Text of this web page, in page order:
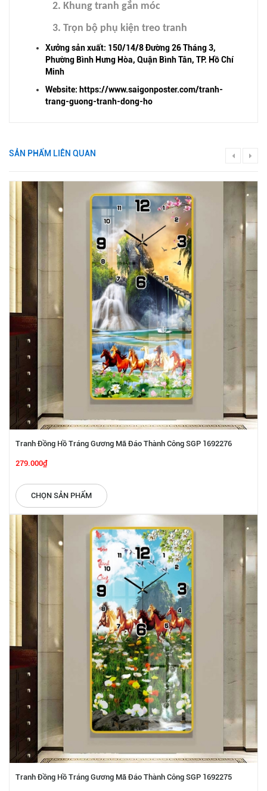
2. Khung tranh gắn móc
3. Trọn bộ phụ kiện treo tranh
Xưởng sản xuất: 150/14/8 Đường 26 Tháng 3,
Phường Bình Hưng Hòa, Quận Bình Tân, TP. Hồ Chí
Minh
Website: https://www.saigonposter.com/tranh-
trang-guong-tranh-dong-ho
SẢN PHẨM LIÊN QUAN
Tranh Đồng Hồ Tráng Gương Mã Đáo Thành Công SGP 1692276
279.000₫
CHỌN SẢN PHẨM
Tranh Đồng Hồ Tráng Gương Mã Đáo Thành Công SGP 1692275